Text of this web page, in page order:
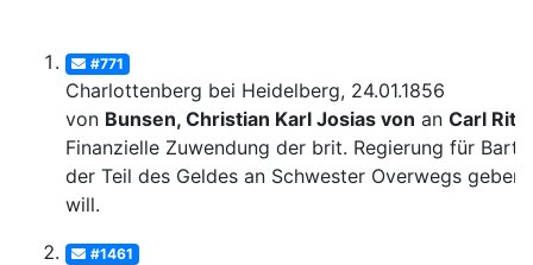
#771
Charlottenberg bei Heidelberg, 24.01.1856
von Bunsen, Christian Karl Josias von an Carl
Finanzielle Zuwendung der brit. Regierung für Barth,
der Teil des Geldes an Schwester Overwegs geben
will.
#1461